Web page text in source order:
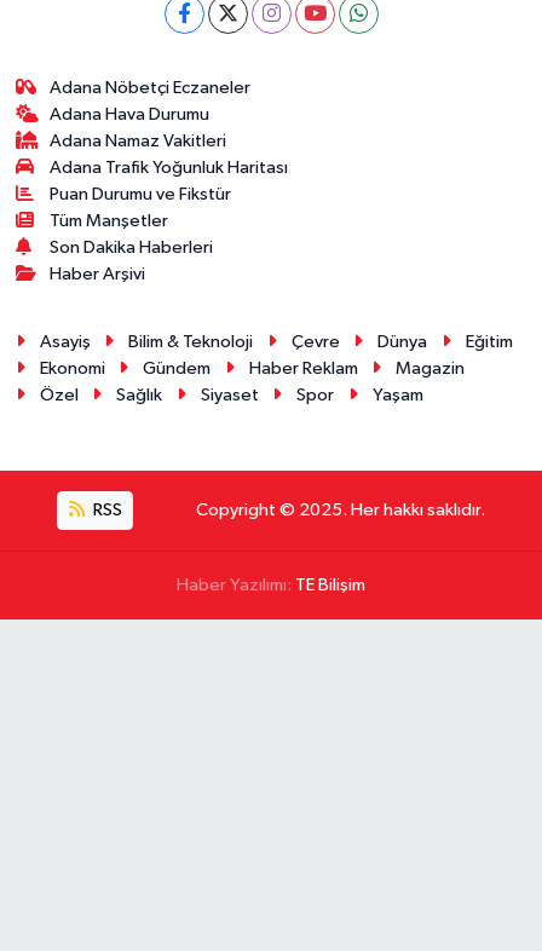
Adana Nöbetçi Eczaneler
Adana Hava Durumu
Adana Namaz Vakitleri
Adana Trafik Yoğunluk Haritası
Puan Durumu ve Fikstür
Tüm Manşetler
Son Dakika Haberleri
Haber Arşivi
Asayiş Bilim & Teknoloji Çevre Dünya
Eğitim
Ekonomi
Gündem Haber Reklam
Magazin
Özel
Sağlık Siyaset Spor Yaşam
RSS Copyright © 2025. Her hakkı saklıdır.
Haber Yazılımı: TE Bilişim